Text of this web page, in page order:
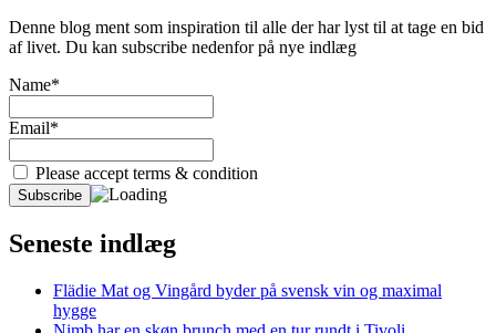
Denne blog ment som inspiration til alle der har lyst til at tage en bid
af livet. Du kan subscribe nedenfor på nye indlæg
Name*
Email*
Please accept terms & condition
Seneste indlæg
Flädie Mat og Vingård byder på svensk vin og maximal
hygge